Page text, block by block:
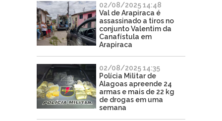
02/08/2025 14:48
Val de Arapiraca é
assassinado a tiros no
conjunto Valentim da
Canafístula em
Arapiraca
02/08/2025 14:35
Polícia Militar de
Alagoas apreende 24
armas e mais de 22 kg
de drogas em uma
semana